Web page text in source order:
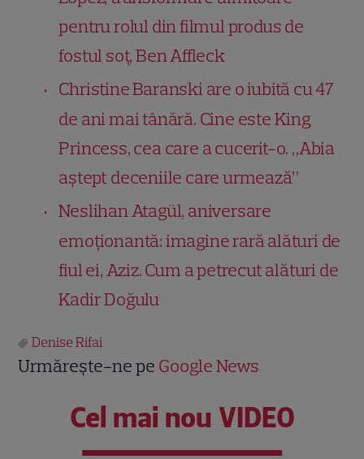
pentru rolul din filmul produs de
fostul soț, Ben Affleck
Christine Baranski are o iubită cu 47
de ani mai tânără. Cine este King
Princess, cea care a cucerit-o. „Abia
aștept deceniile care urmează”
Neslihan Atagül, aniversare
emoționantă: imagine rară alături de
fiul ei, Aziz. Cum a petrecut alături de
Kadir Doğulu
Denise Rifai
Urmărește-ne pe Google News
Cel mai nou VIDEO